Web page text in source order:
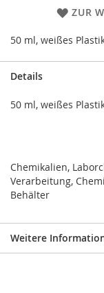
ZUR
50 ml, weißes
Details
50 ml, weißes
Chemikalien,
Verarbeitung,
Behälter
Weitere